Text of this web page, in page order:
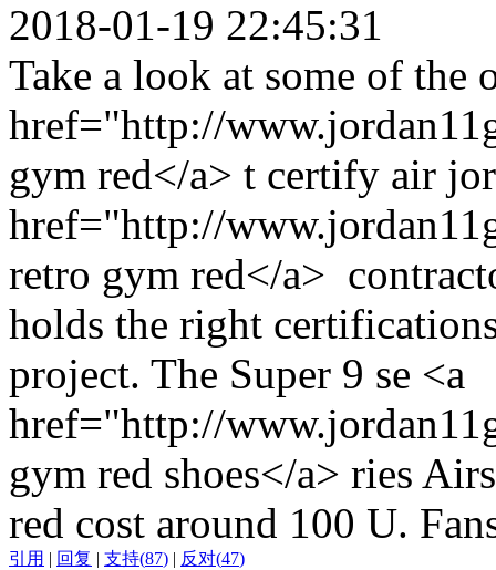
2018-01-19 22:45:31
Take a look at some of the
href="http://
gym red</a> t certify air
href="http://
retro gym red</a>
holds the right
project. The Super 9 se <a
href="http://
gym red shoes</a> ries
red cost around 100 U.
引用 | 回复 | 支持(87) | 反对(47)